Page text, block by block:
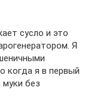
сусло и это
Я
когда я в первый
муки без